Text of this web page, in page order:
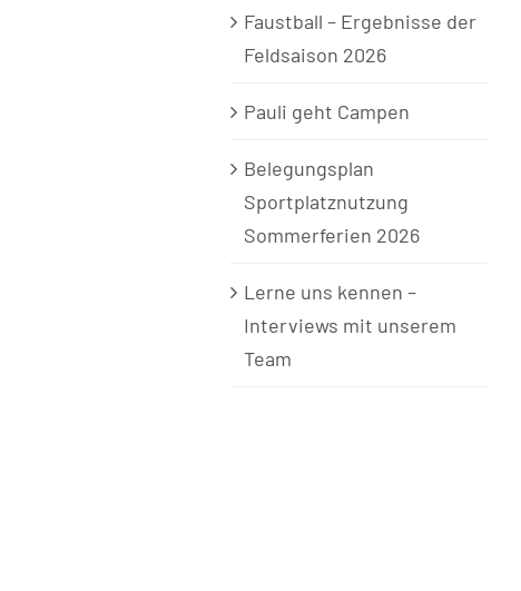
Faustball – Ergebnisse der
Feldsaison 2026
Pauli geht Campen
Belegungsplan
Sportplatznutzung
Sommerferien 2026
Lerne uns kennen –
Interviews mit unserem
Team